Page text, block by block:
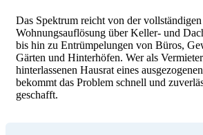
Unterlagen
Das Spektrum reicht von der vollständigen
Wohnungsauflösung über Keller- und
bis hin zu Entrümpelungen von Büros,
Gärten und Hinterhöfen. Wer als
hinterlassenen Hausrat eines
bekommt das Problem schnell und
geschafft.